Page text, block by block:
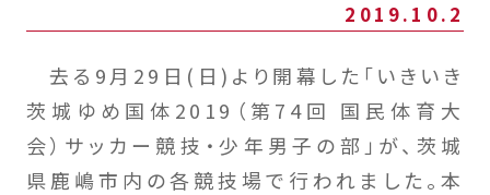
2019.10.2
去る9月29日(日)より開幕した「いきいき
茨城ゆめ国体2019（第74回 国民体育大
会）サッカー競技・少年男子の部」が、茨城
県鹿嶋市内の各競技場で行われました。本